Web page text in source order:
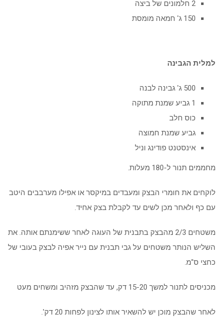
2 חלמונים של ביצה
150 ג' חמאה מומסת
למלית הגבינה
500 ג' גבינה לבנה
1 גביע שמנת מתוקה
כוס חלב
גביע שמנת חמוצה
אינסטנט פודינג וניל
מחממים תנור ל-180 מעלות.
לוקחים את חומרי הבצק ומעבדים במיקסר או אפילו מערבבים היטב
עם כף ולאחר מכן לשים עד לקבלת בצק אחיד.
משטחים 2/3 מהבצק בתבנית של העוגה לאחר ששימנתם אותה. את
השליש הנותר משטחים על גבי תבנית עם נייר אפיה לבצק בעובי של
כחצי ס"מ.
מכניסים לתנור למשך 15-20 דק, עד שהבצק מזהיב ומשחים מעט
לאחר שהבצק מוכן יש להשאיר אותו לצינון לפחות 20 דק'.